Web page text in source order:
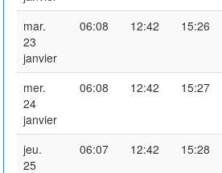
mar.
23
janvier
06:08 12:42 15:26
mer.
24
janvier
06:08 12:42 15:27
jeu.
25
06:07 12:42 15:28